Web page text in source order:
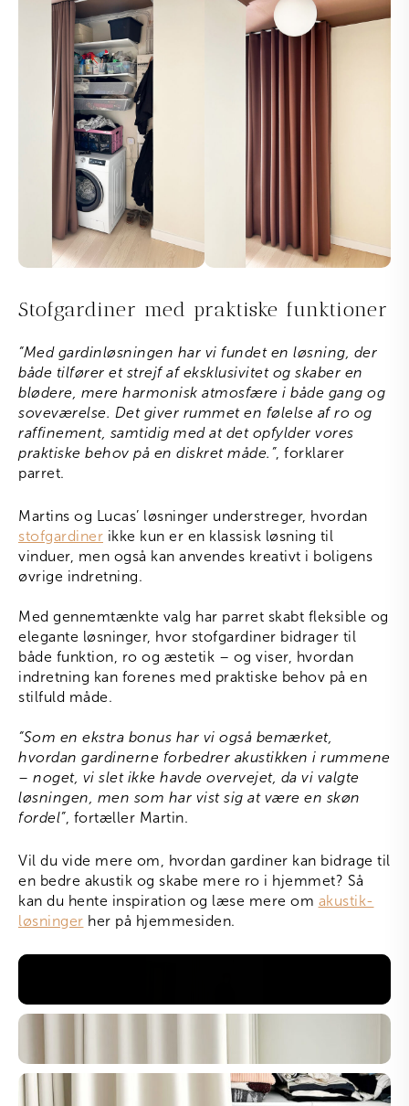
Stofgardiner med praktiske funktioner
“Med gardinløsningen har vi fundet en løsning, der
både tilfører et strejf af eksklusivitet og skaber en
blødere, mere harmonisk atmosfære i både gang og
soveværelse. Det giver rummet en følelse af ro og
raffinement, samtidig med at det opfylder vores
praktiske behov på en diskret måde.”, forklarer
parret.
Martins og Lucas’ løsninger understreger, hvordan
stofgardiner ikke kun er en klassisk løsning til
vinduer, men også kan anvendes kreativt i boligens
øvrige indretning.
Med gennemtænkte valg har parret skabt fleksible og
elegante løsninger, hvor stofgardiner bidrager til
både funktion, ro og æstetik – og viser, hvordan
indretning kan forenes med praktiske behov på en
stilfuld måde.
“Som en ekstra bonus har vi også bemærket,
hvordan gardinerne forbedrer akustikken i rummene
– noget, vi slet ikke havde overvejet, da vi valgte
løsningen, men som har vist sig at være en skøn
fordel”, fortæller Martin.
Vil du vide mere om, hvordan gardiner kan bidrage til
en bedre akustik og skabe mere ro i hjemmet? Så
kan du hente inspiration og læse mere om akustik-
løsninger her på hjemmesiden.